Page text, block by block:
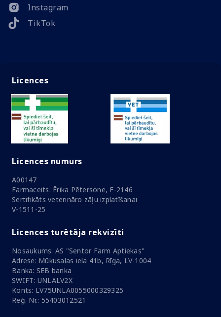
Instagram
TikTok
Licences
Licences numurs
A00147
Farmaceits: Ērika Pētersone, F-2146
Sertifikāts veterināro zāļu izplatīšanai
V-1511-25
Licences turētāja rekvizīti
Nosaukums: AS "Sentor Farm Aptiekas"
Adrese: Mūkusalas iela 41b, Rīga, LV-1004
Banka: SEB banka
SWIFT: UNLALV2X
Konts: LV75UNLA0055000329325
Reģ. Nr.: 55403012521